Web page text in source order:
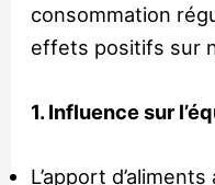
consommation
effets positifs sur
1. Influence sur
L’apport